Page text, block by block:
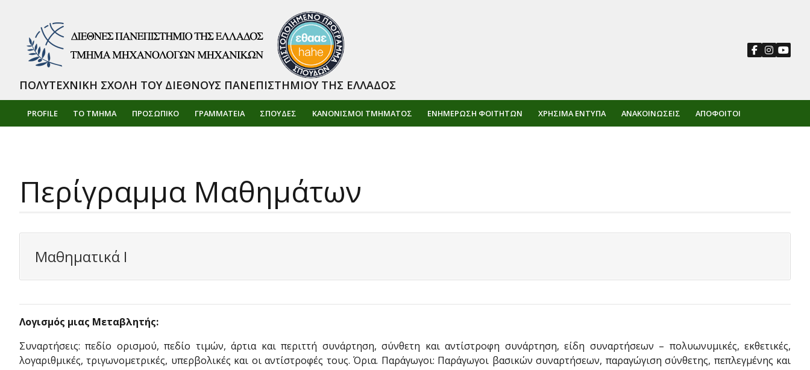
PROFILE ΤΟ ΤΜΗΜΑ ΠΡΟΣΩΠΙΚΌ ΓΡΑΜΜΑΤΕΙΑ ΣΠΟΥΔΕΣ ΚΑΝΟΝΙΣΜΟΙ ΤΜΗΜΑΤΟΣ ΕΝΗΜΈΡΩΣΗ ΦΟΙΤΗΤΏΝ ΧΡΉΣΙΜΑ ΈΝΤΥΠΑ ΑΝΑΚΟΙΝΏΣΕΙΣ ΑΠΌΦΟΙΤΟΙ
ΠΟΛΥΤΕΧΝΙΚΗ ΣΧΟΛΗ ΤΟΥ ΔΙΕΘΝΟΥΣ ΠΑΝΕΠΙΣΤΗΜΙΟΥ ΤΗΣ ΕΛΛΑΔΟΣ
Περίγραμμα Μαθημάτων
Μαθηματικά Ι
Λογισμός μιας Μεταβλητής:
Συναρτήσεις: πεδίο ορισμού, πεδίο τιμών, άρτια και περιττή συνάρτηση, σύνθετη και αντίστροφη συνάρτηση, είδη συναρτήσεων – πολυωνυμικές, εκθετικές,
λογαριθμικές, τριγωνομετρικές, υπερβολικές και οι αντίστροφές τους. Όρια. Παράγωγοι: Παράγωγοι βασικών συναρτήσεων, παραγώγιση σύνθετης, πεπλεγμένης και